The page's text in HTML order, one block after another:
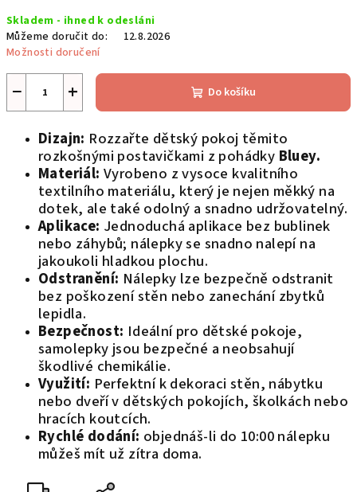
cena:
Skladem - ihned k odesláni
Můžeme doručit do:
12.8.2026
Možnosti doručení
+
− Do košíku
Dizajn: Rozzařte dětský pokoj těmito
rozkošnými postavičkami z pohádky Bluey.
Materiál: Vyrobeno z vysoce kvalitního
textilního materiálu, který je nejen měkký na
dotek, ale také odolný a snadno udržovatelný.
Aplikace: Jednoduchá aplikace bez bublinek
nebo záhybů; nálepky se snadno nalepí na
jakoukoli hladkou plochu.
Odstranění: Nálepky lze bezpečně odstranit
bez poškození stěn nebo zanechání zbytků
lepidla.
Bezpečnost: Ideální pro dětské pokoje,
samolepky jsou bezpečné a neobsahují
škodlivé chemikálie.
Využití: Perfektní k dekoraci stěn, nábytku
nebo dveří v dětských pokojích, školkách nebo
hracích koutcích.
Rychlé dodání: objednáš-li do 10:00 nálepku
můžeš mít už zítra doma.